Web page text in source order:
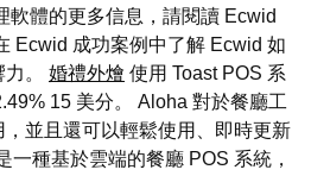
軟體的更多信息，請閱讀 Ecwid
Ecwid 成功案例中了解 Ecwid 如
。 婚禮外燴 使用 Toast POS 系
15 美分。 Aloha 對於餐廳工
並且還可以輕鬆使用、即時更新
一種基於雲端的餐廳 POS 系統，